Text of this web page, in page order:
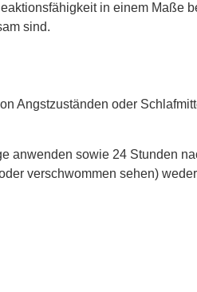
in einem
sind.
Angstzuständen oder
anwenden sowie 24 Stunden
verschwommen sehen)